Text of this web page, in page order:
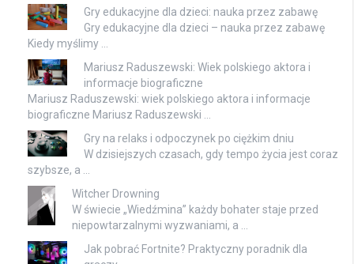
Gry edukacyjne dla dzieci: nauka przez zabawę
Gry edukacyjne dla dzieci – nauka przez zabawę
Kiedy myślimy …
Mariusz Raduszewski: Wiek polskiego aktora i
informacje biograficzne
Mariusz Raduszewski: wiek polskiego aktora i informacje
biograficzne Mariusz Raduszewski …
Gry na relaks i odpoczynek po ciężkim dniu
W dzisiejszych czasach, gdy tempo życia jest coraz
szybsze, a …
Witcher Drowning
W świecie „Wiedźmina” każdy bohater staje przed
niepowtarzalnymi wyzwaniami, a …
Jak pobrać Fortnite? Praktyczny poradnik dla